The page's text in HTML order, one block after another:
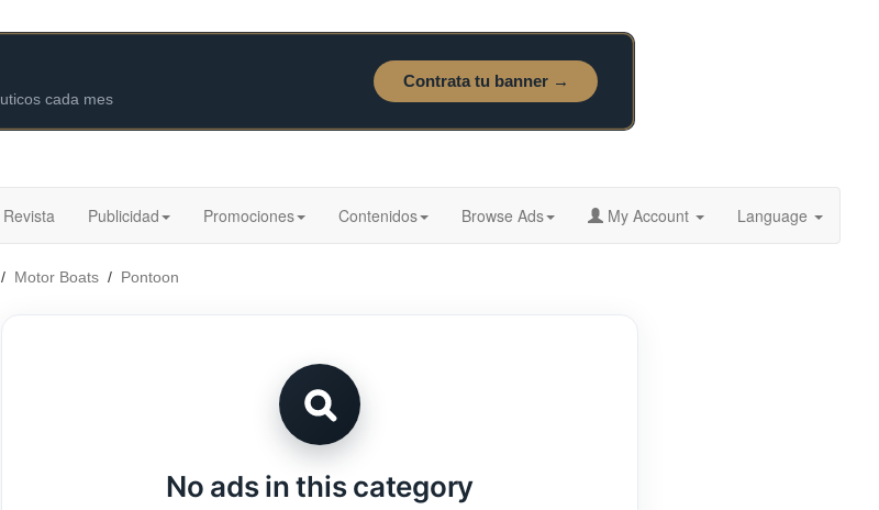
Revista Publicidad Promociones Contenidos Browse Ads My Account Language
/ Motor Boats / Pontoon
No ads in this category